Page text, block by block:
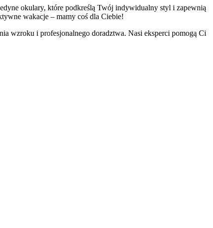
okulary, które podkreślą Twój indywidualny styl i zapewnią
wakacje – mamy coś dla Ciebie!
wzroku i profesjonalnego doradztwa. Nasi eksperci pomogą Ci